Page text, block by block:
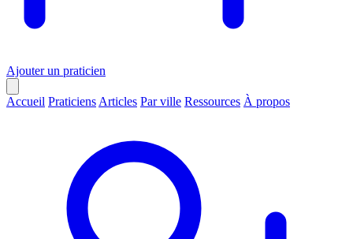
Ajouter un praticien
Accueil Praticiens Articles Par ville Ressources À propos